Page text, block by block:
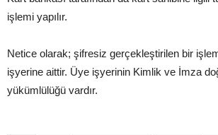
işlemi yapılır.
Netice olarak; şifresiz gerçekleştirilen bir
işyerine aittir. Üye işyerinin Kimlik ve İmza
yükümlülüğü vardır.